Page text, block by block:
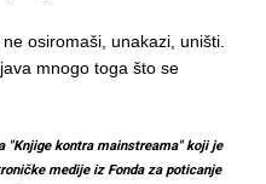
osiromaši, unakazi, uništi.
mnogo toga što se
"Knjige kontra mainstreama" koji je
medije iz Fonda za poticanje